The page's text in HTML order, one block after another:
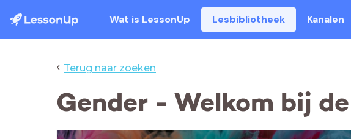
Wat is LessonUp Lesbibliotheek Kanalen
‹ Terug naar zoeken
Gender - Welkom bij